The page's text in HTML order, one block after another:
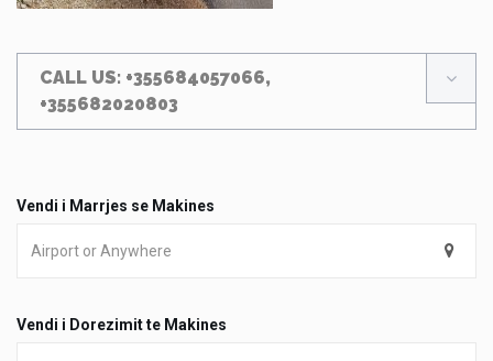
CALL US: +355684057066,
+355682020803
Vendi i Marrjes se Makines
Vendi i Dorezimit te Makines